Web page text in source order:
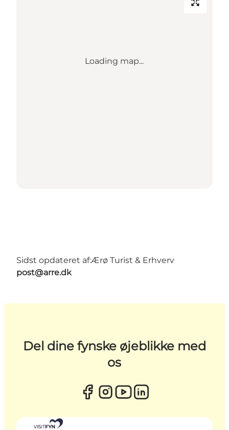
Loading map...
Sidst opdateret af:Ærø Turist & Erhverv
post@arre.dk
Del dine fynske øjeblikke med
os